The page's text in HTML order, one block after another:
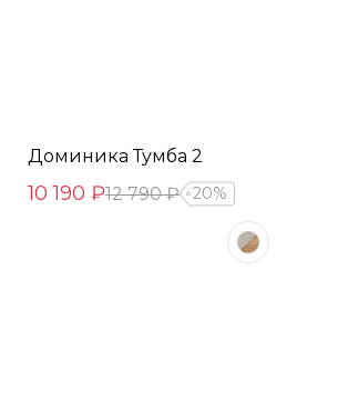
Доминика Тумба 2
10 190 ₽12 790 ₽ 20%